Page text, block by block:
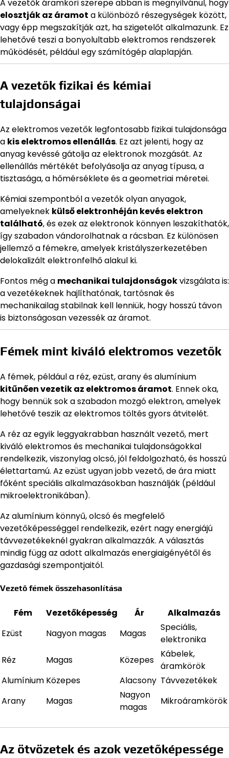
A vezetők áramköri szerepe abban is megnyilvánul, hogy
elosztják az áramot a különböző részegységek között,
vagy épp megszakítják azt, ha szigetelőt alkalmazunk. Ez
lehetővé teszi a bonyolultabb elektromos rendszerek
működését, például egy számítógép alaplapján.
A vezetők fizikai és kémiai
tulajdonságai
Az elektromos vezetők legfontosabb fizikai tulajdonsága
a kis elektromos ellenállás. Ez azt jelenti, hogy az
anyag kevéssé gátolja az elektronok mozgását. Az
ellenállás mértékét befolyásolja az anyag típusa, a
tisztasága, a hőmérséklete és a geometriai méretei.
Kémiai szempontból a vezetők olyan anyagok,
amelyeknek külső elektronhéján kevés elektron
található, és ezek az elektronok könnyen leszakíthatók,
így szabadon vándorolhatnak a rácsban. Ez különösen
jellemző a fémekre, amelyek kristályszerkezetében
delokalizált elektronfelhő alakul ki.
Fontos még a mechanikai tulajdonságokvizsgálata is:
a vezetékeknek hajlíthatónak, tartósnak és
mechanikailag stabilnak kell lenniük, hogy hosszú távon
is biztonságosan vezessék az áramot.
Fémek mint kiváló elektromos vezetők
A fémek, például a réz, ezüst, arany és alumínium
kitűnően vezetik az elektromos áramot. Ennek oka,
hogy bennük sok a szabadon mozgó elektron, amelyek
lehetővé teszik az elektromos töltés gyors átvitelét.
A réz az egyik leggyakrabban használt vezető, mert
kiváló elektromos és mechanikai tulajdonságokkal
rendelkezik, viszonylag olcsó, jól feldolgozható, és hosszú
élettartamú. Az ezüst ugyan jobb vezető, de ára miatt
főként speciális alkalmazásokban használják (például
mikroelektronikában).
Az alumínium könnyű, olcsó és megfelelő
vezetőképességgel rendelkezik, ezért nagy energiájú
távvezetékeknél gyakran alkalmazzák. A választás
mindig függ az adott alkalmazás energiaigényétől és
gazdasági szempontjaitól.
Vezető fémek összehasonlítása
Fém Vezetőképesség Ár
Alkalmazás
Ezüst
Nagyon magas Magas
Speciális,
elektronika
Réz
Magas Közepes
Kábelek,
áramkörök
Alumínium Közepes Alacsony Távvezetékek
Arany
Magas
Nagyon
magas
Mikroáramkörök
Az ötvözetek és azok vezetőképessége